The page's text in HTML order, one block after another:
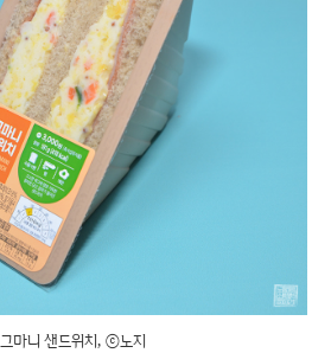
마니 샌드위치, ⓒ노지